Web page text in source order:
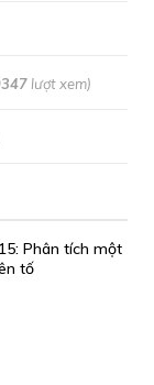
lượt xem)
Phân tích một
tố